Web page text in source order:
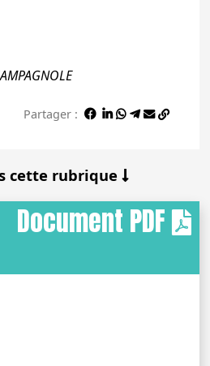
Partager :
cette rubrique
Document PDF